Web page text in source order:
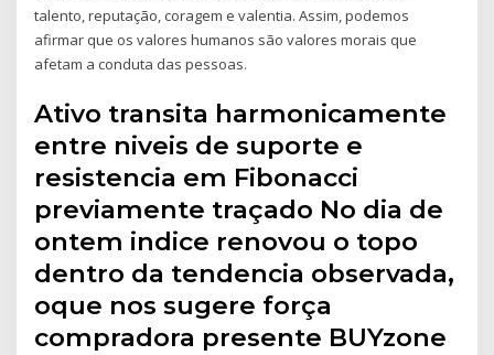
talento, reputação, coragem e valentia. Assim, podemos
afirmar que os valores humanos são valores morais que
afetam a conduta das pessoas.
Ativo transita harmonicamente
entre niveis de suporte e
resistencia em Fibonacci
previamente traçado No dia de
ontem indice renovou o topo
dentro da tendencia observada,
oque nos sugere força
compradora presente BUYzone